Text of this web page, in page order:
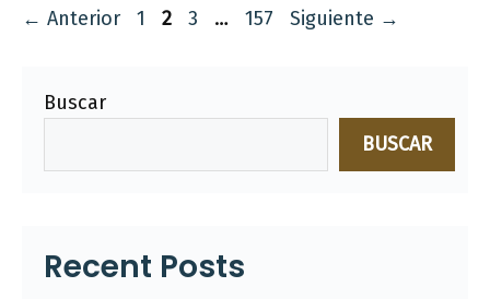
← Anterior Página
1 Página
2 Página
3 … Página
157 Siguiente →
Buscar
BUSCAR
Recent Posts